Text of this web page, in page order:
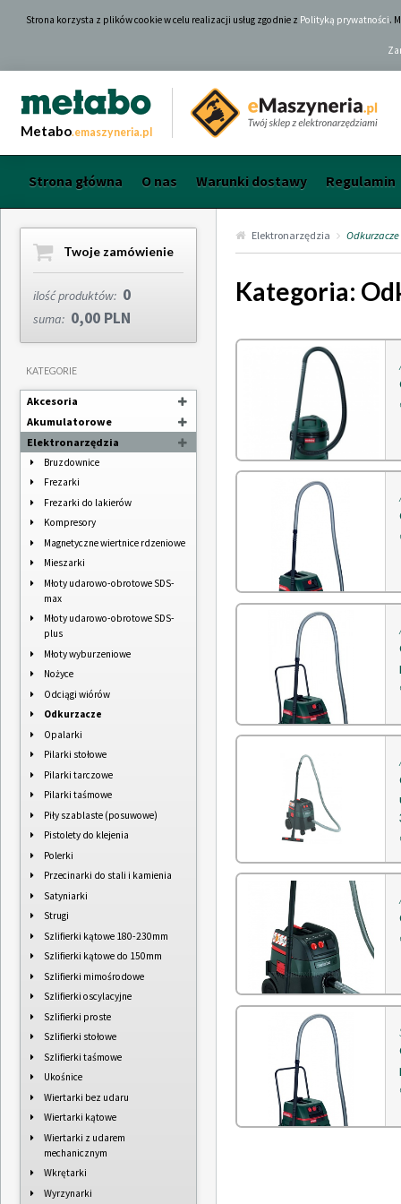
Strona korzysta z plików cookie w celu realizacji usług zgodnie z Polityką prywatności.
Metabo.emaszyneria.pl
Strona główna O nas Warunki dostawy Regulamin
Twoje zamówienie
ilość produktów: 0
suma: 0,00 PLN
KATEGORIE
Akcesoria
Nożyce do żywopłotu
Akumulatorowe
Elektromagnetyczne wiertnice
rdzeniowe
Ładowarki
Latarki
Młoty udarowo-obrotowe SDS-
Pilarki tarczowe
Satyniarki
Szlifierki kątowe do 150mm
Szlifierki proste (palcowe)
Szlifierki taśmowe
Wiertarko-wkrętarki
akumulatorowe
Wiertarko-wkrętarki
Wyrzynarki
Elektronarzędzia
Bruzdownice
Frezarki
Frezarki do lakierów
Kompresory
Magnetyczne wiertnice rdzeniowe
Mieszarki
Młoty udarowo-obrotowe SDS-
max
Młoty udarowo-obrotowe SDS-
plus
Młoty wyburzeniowe
Nożyce
Odciągi wiórów
Odkurzacze
Opalarki
Pilarki stołowe
Pilarki tarczowe
Pilarki taśmowe
Piły szablaste (posuwowe)
Pistolety do klejenia
Polerki
Przecinarki do stali i kamienia
Satyniarki
Strugi
Szlifierki kątowe 180-230mm
Szlifierki kątowe do 150mm
Szlifierki mimośrodowe
Szlifierki oscylacyjne
Szlifierki proste
Szlifierki stołowe
Szlifierki taśmowe
Ukośnice
Wiertarki bez udaru
Wiertarki kątowe
Wiertarki z udarem
mechanicznym
Wkrętarki
Wyrzynarki
Elektronarzędzia Odkurzacze
Kategoria: